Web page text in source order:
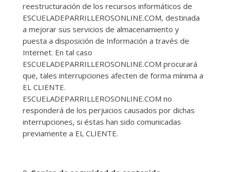
reestructuración de los recursos informáticos de
ESCUELADEPARRILLEROSONLINE.COM, destinada
a mejorar sus servicios de almacenamiento y
puesta a disposición de Información a través de
Internet. En tal caso
ESCUELADEPARRILLEROSONLINE.COM procurará
que, tales interrupciones afecten de forma mínima a
EL CLIENTE.
ESCUELADEPARRILLEROSONLINE.COM no
responderá de los perjuicios causados por dichas
interrupciones, si éstas han sido comunicadas
previamente a EL CLIENTE.